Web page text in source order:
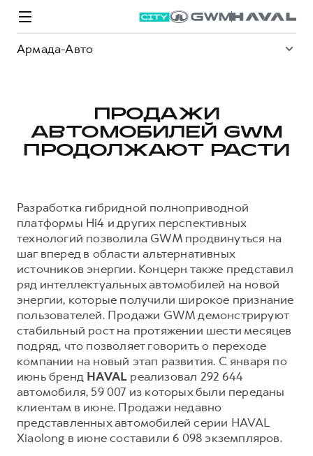
Армада-Авто
Модели
от 2 049 000 ₽ от 2 049 000 ₽
DARGO
от 3 199 000 ₽
DARGO X
от 3 499 000 ₽
Покупателям
Автомобили в наличии
Конфигуратор HAVAL
Аксессуары HAVAL
Каталоги и прайс-листы
Программа «HAVAL Защита+»
Тест-драйв
Трейд-ин
КРЕДИТ И СТРАХОВАНИЕ
Кредитный калькулятор
Страхование
Владельцам
Все о сервисе
Запись на сервис
Моторное масло
Стоимость ТО
СЕРВИСНОЕ ОБСЛУЖИВАНИЕ
Нулевое ТО
Программа «Помощь на дороге»
Регламенты технического обслуживания
Электронный ПТС
Спецпредложения
Покупателям
Владельцам
О дилере
О бренде
Новости
О GWM
ИНФОРМАЦИЯ О ДИЛЕРЕ
О дилере
Наша команда
Контакты
ПРОДАЖИ
АВТОМОБИЛЕЙ GWM
ПРОДОЛЖАЮТ РАСТИ
Разработка гибридной полноприводной
платформы Hi4 и других перспективных
технологий позволила GWM продвинуться на
шаг вперед в области альтернативных
источников энергии. Концерн также представил
ряд интеллектуальных автомобилей на новой
энергии, которые получили широкое признание
пользователей. Продажи GWM демонстрируют
стабильный рост на протяжении шести месяцев
подряд, что позволяет говорить о переходе
компании на новый этап развития. С января по
июнь бренд HAVAL реализовал 292 644
автомобиля, 59 007 из которых были переданы
клиентам в июне. Продажи недавно
представленных автомобилей серии HAVAL
Xiaolong в июне составили 6 098 экземпляров.